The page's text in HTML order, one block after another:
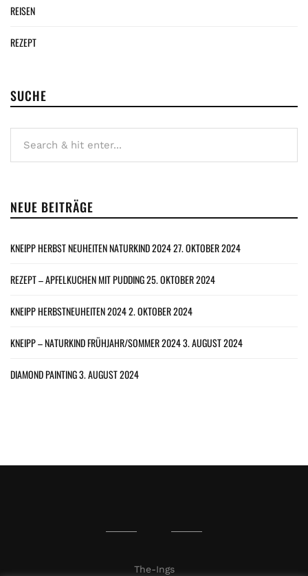
REISEN
REZEPT
SUCHE
NEUE BEITRÄGE
KNEIPP HERBST NEUHEITEN NATURKIND 202427. OKTOBER 2024
REZEPT – APFELKUCHEN MIT PUDDING25. OKTOBER 2024
KNEIPP HERBSTNEUHEITEN 20242. OKTOBER 2024
KNEIPP – NATURKIND FRÜHJAHR/SOMMER 20243. AUGUST 2024
DIAMOND PAINTING3. AUGUST 2024
The-Ings